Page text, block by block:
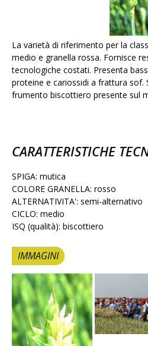
La varietà di riferimento per la
medio e granella rossa. Fornisce
tecnologiche costati. Presenta
proteine e cariossidi a frattura sof.
frumento biscottiero presente sul
CARATTERISTICHE
SPIGA: mutica
COLORE GRANELLA: rosso
ALTERNATIVITA': semi-alternativo
CICLO: medio
ISQ (qualità): biscottiero
IMMAGINI